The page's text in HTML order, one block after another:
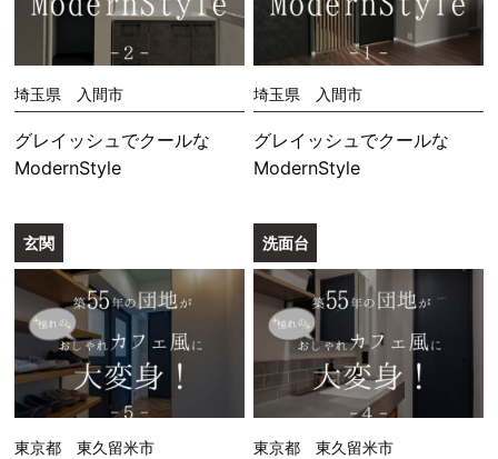
埼玉県 入間市
グレイッシュでクールな
ModernStyle
埼玉県 入間市
グレイッシュでクールな
ModernStyle
玄関
東京都 東久留米市
洗面台
東京都 東久留米市